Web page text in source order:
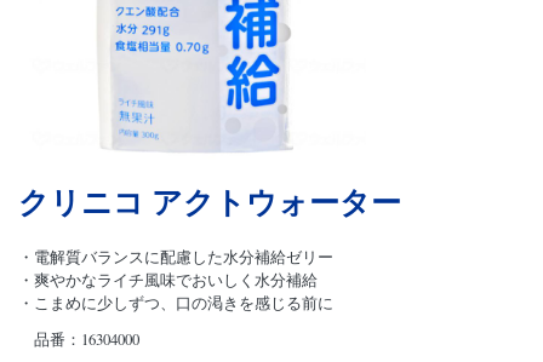
クリニコ アクトウォーター
・電解質バランスに配慮した水分補給ゼリー
・爽やかなライチ風味でおいしく水分補給
・こまめに少しずつ、口の渇きを感じる前に
品番：16304000